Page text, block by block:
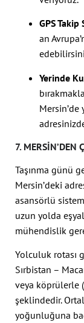
GPS Takip
an
Yerinde
Mersin’de
7. MERSIN’DEN
Taşınma günü
Mersin’deki
asansörlü
uzun yolda
mühendislik
Yolculuk rotası
Sırbistan –
veya köprülerle
şeklindedir.
yoğunluğuna